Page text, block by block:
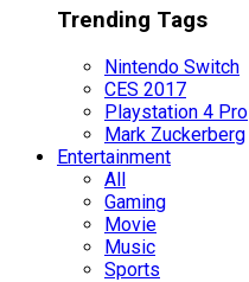
Trending Tags
Nintendo Switch
CES 2017
Playstation 4 Pro
Mark Zuckerberg
Entertainment
All
Gaming
Movie
Music
Sports